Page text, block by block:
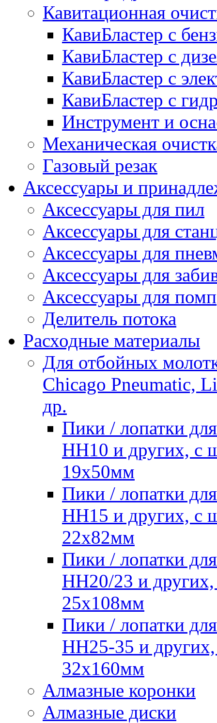
Кавитационная
КавиБластер с
КавиБластер с
КавиБластер с
КавиБластер с
Инструмент и
Механическая
Газовый резак
Аксессуары и
Аксессуары для пил
Аксессуары для
Аксессуары для
Аксессуары для
Аксессуары для помп
Делитель потока
Расходные материалы
Для отбойных
Chicago Pneumatic,
др.
Пики / лопатки
HH10 и других, с
19х50мм
Пики / лопатки
HH15 и других, с
22х82мм
Пики / лопатки
HH20/23 и
25х108мм
Пики / лопатки
HH25-35 и
32х160мм
Алмазные коронки
Алмазные диски